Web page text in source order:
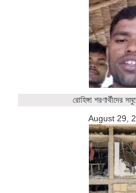
রোহিঙ্গা শরণার্থীদের
August 29,